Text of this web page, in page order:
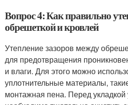
Вопрос 4: Как правильно
обрешеткой и кровлей
Утепление зазоров между
для предотвращения
и влаги. Для этого можно
уплотнительные материалы,
монтажная пена. Перед укладкой